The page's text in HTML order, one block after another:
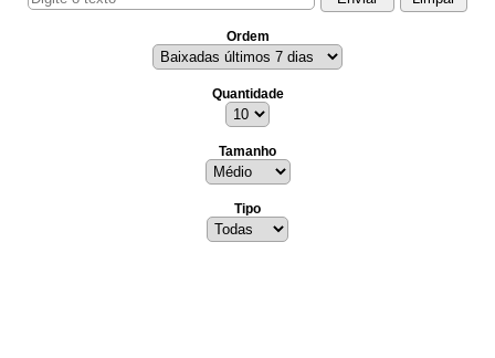
Ordem
Quantidade
Tamanho
Tipo